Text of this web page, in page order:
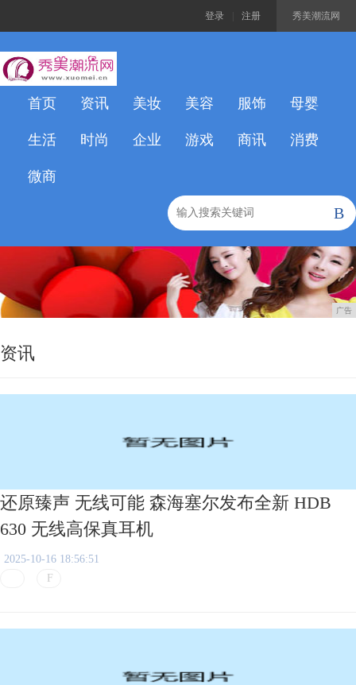
秀美潮流网
登录 注册
首页 资讯 美妆 美容 服饰 母婴
生活 时尚 企业 游戏 商讯 消费
微商
B
广告
资讯
还原臻声 无线可能 森海塞尔发布全新 HDB
630 无线高保真耳机
2025-10-16 18:56:51